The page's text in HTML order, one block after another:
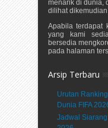
menarik di dunia,
dilihat dikemudian
Apabila terdapat
yang kami
bersedia
pada halaman
Arsip Terbaru
Urutan
Dunia FIFA
Jadwal